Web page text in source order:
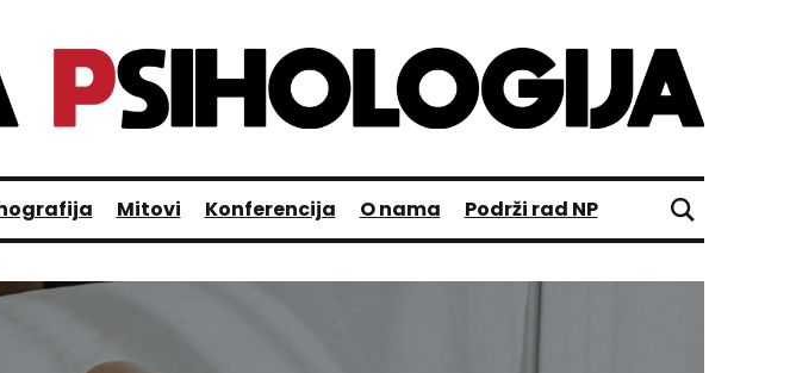
Mitovi Konferencija O nama Podrži rad NP